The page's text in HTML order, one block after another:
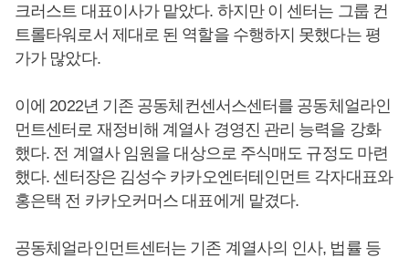
크러스트 대표이사가 맡았다. 하지만 이 센터는 그룹 컨
트롤타워로서 제대로 된 역할을 수행하지 못했다는 평
가가 많았다.
이에 2022년 기존 공동체컨센서스센터를 공동체얼라인
먼트센터로 재정비해 계열사 경영진 관리 능력을 강화
했다. 전 계열사 임원을 대상으로 주식매도 규정도 마련
했다. 센터장은 김성수 카카오엔터테인먼트 각자대표와
홍은택 전 카카오커머스 대표에게 맡겼다.
공동체얼라인먼트센터는 기존 계열사의 인사, 법률 등